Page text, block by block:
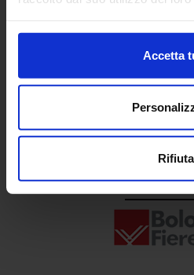
Accetta
Rifiuta
Progetto e